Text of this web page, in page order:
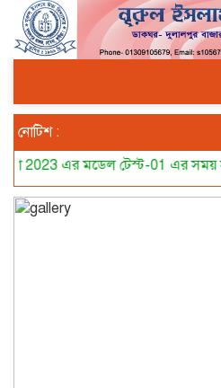
নোটিশ :
এর মডেল টেস্ট-01 এর সময় সূচি